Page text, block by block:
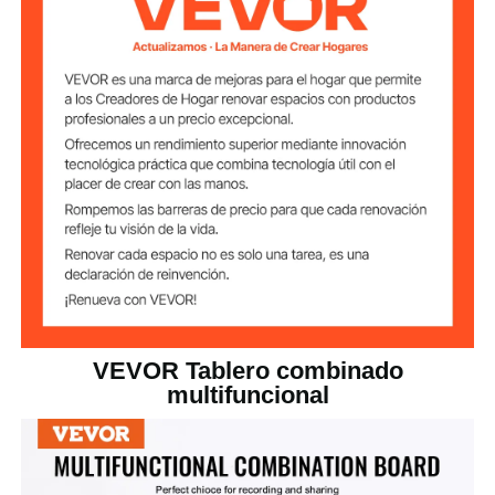
Gancho 2
Materiales
principales
estructura de aluminio +
placa de acero + corcho +
tablero ondulado de 7 capas
+ chapa galvanizada.
Tamaño del panel
de pizarra
Tamaño del
33,9 x 22,8 pulgadas / 860
x 580 mm
Dimensiones del
producto
35,4 x 47,2 x 0,8 pulgadas /
900 x 1200 x 20 mm
VEVOR Tablero combinado
multifuncional